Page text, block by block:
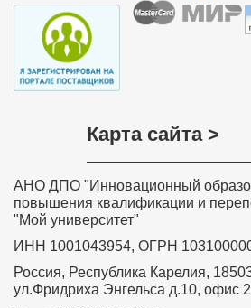
Карта сайта >
АНО ДПО "Инновационный
повышения квалификации и
"Мой университет"
ИНН 1001043954, ОГРН
Россия, Республика Карелия,
ул.Фридриха Энгельса д.10, офис